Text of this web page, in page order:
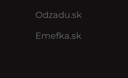
Odzadu.sk
Emefka.sk